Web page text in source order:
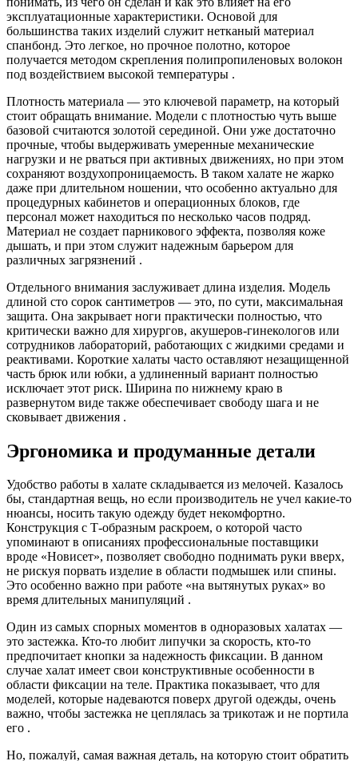
эксплуатационные характеристики. Основой для
большинства таких изделий служит нетканый материал
спанбонд. Это легкое, но прочное полотно, которое
получается методом скрепления полипропиленовых волокон
под воздействием высокой температуры .
Плотность материала — это ключевой параметр, на который
стоит обращать внимание. Модели с плотностью чуть выше
базовой считаются золотой серединой. Они уже достаточно
прочные, чтобы выдерживать умеренные механические
нагрузки и не рваться при активных движениях, но при этом
сохраняют воздухопроницаемость. В таком халате не жарко
даже при длительном ношении, что особенно актуально для
процедурных кабинетов и операционных блоков, где
персонал может находиться по несколько часов подряд.
Материал не создает парникового эффекта, позволяя коже
дышать, и при этом служит надежным барьером для
различных загрязнений .
Отдельного внимания заслуживает длина изделия. Модель
длиной сто сорок сантиметров — это, по сути, максимальная
защита. Она закрывает ноги практически полностью, что
критически важно для хирургов, акушеров-гинекологов или
сотрудников лабораторий, работающих с жидкими средами и
реактивами. Короткие халаты часто оставляют незащищенной
часть брюк или юбки, а удлиненный вариант полностью
исключает этот риск. Ширина по нижнему краю в
развернутом виде также обеспечивает свободу шага и не
сковывает движения .
Эргономика и продуманные детали
Удобство работы в халате складывается из мелочей. Казалось
бы, стандартная вещь, но если производитель не учел какие-то
нюансы, носить такую одежду будет некомфортно.
Конструкция с Т-образным раскроем, о которой часто
упоминают в описаниях профессиональные поставщики
вроде «Новисет», позволяет свободно поднимать руки вверх,
не рискуя порвать изделие в области подмышек или спины.
Это особенно важно при работе «на вытянутых руках» во
время длительных манипуляций .
Один из самых спорных моментов в одноразовых халатах —
это застежка. Кто-то любит липучки за скорость, кто-то
предпочитает кнопки за надежность фиксации. В данном
случае халат имеет свои конструктивные особенности в
области фиксации на теле. Практика показывает, что для
моделей, которые надеваются поверх другой одежды, очень
важно, чтобы застежка не цеплялась за трикотаж и не портила
его .
Но, пожалуй, самая важная деталь, на которую стоит обратить